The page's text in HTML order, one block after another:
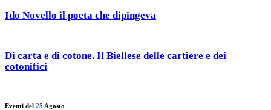
Ido Novello il poeta che dipingeva
Di carta e di cotone. Il Biellese delle cartiere e dei
cotonifici
Eventi del 25 Agosto